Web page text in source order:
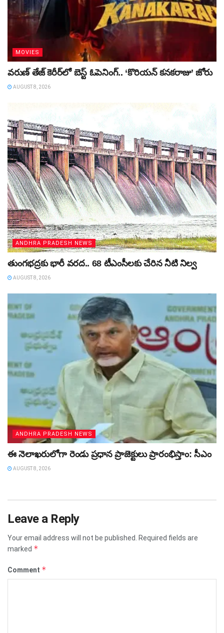
MOVIES
వరుణ్‌ తేజ్‌ కెరీర్‌లో బెస్ట్‌ ఓపెనింగ్‌.. ‘కొరియన్‌ కనకరాజు’ జోరు
AUGUST 8, 2026
ANDHRA PRADESH NEWS
తుంగభద్రకు భారీ వరద.. 68 టీఎంసీలకు చేరిన నీటి నిల్వ
AUGUST 8, 2026
ANDHRA PRADESH NEWS
ఈ నెలాఖరులోగా రెండు ప్రధాన ప్రాజెక్టులు ప్రారంభిస్తాం: సీఎం
AUGUST 8, 2026
Leave a Reply
Your email address will not be published.
Required fields are
marked *
Comment *